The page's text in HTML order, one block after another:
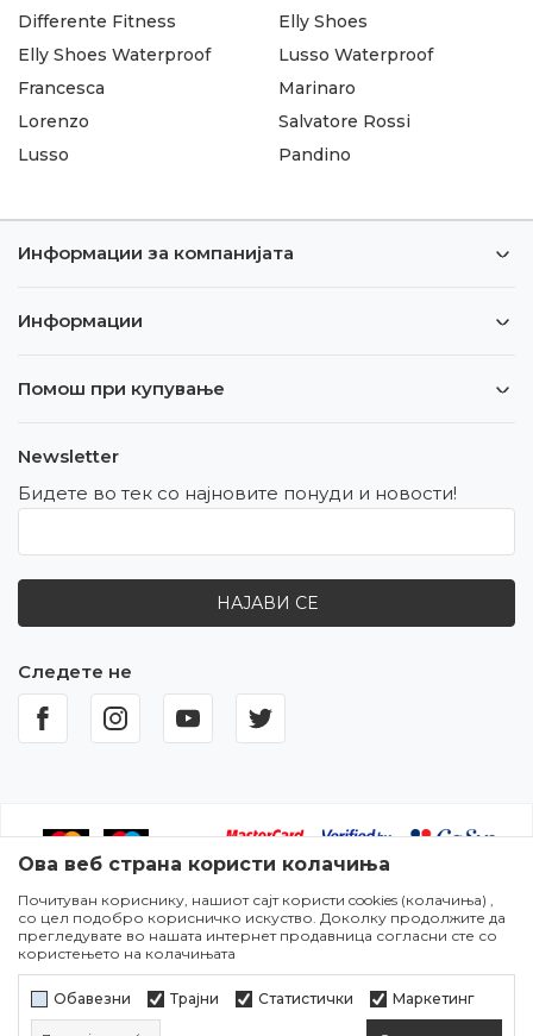
Differente Fitness
Elly Shoes
Elly Shoes Waterproof
Francesca
Lorenzo
Lusso
Lusso Waterproof
Marinaro
Salvatore Rossi
Pandino
Информации за компанијата
Информации
Помош при купување
Newsletter
Бидете во тек со најновите понуди и новости!
НАЈАВИ СЕ
Следете не
Настојуваме да бидеме што попрецизни во описот на
производите,прикажувањето на сликите и самите цени,но не
можеме да гарантираме дека сите информации се комплетни и
без грешки. Сите артикли прикажани на сајтот се дел од нашата
Достапноста на производите може да се провери во некој од
Ова веб страна користи колачиња
Почитуван кориснику, нашиот сајт користи cookies (колачиња) ,
со цел подобро корисничко искуство. Доколку продолжите да
прегледувате во нашата интернет продавница согласни сте со
користењето на колачињата
Обавезни Трајни Статистички Маркетинг